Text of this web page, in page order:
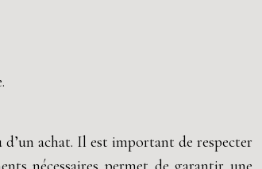
achat. Il est important de respecter